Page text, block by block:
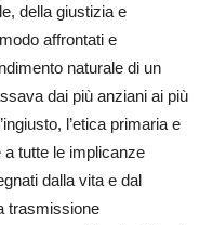
della giustizia e
affrontati e
naturale di un
dai più anziani ai più
l’etica primaria e
tutte le implicanze
dalla vita e dal
trasmissione